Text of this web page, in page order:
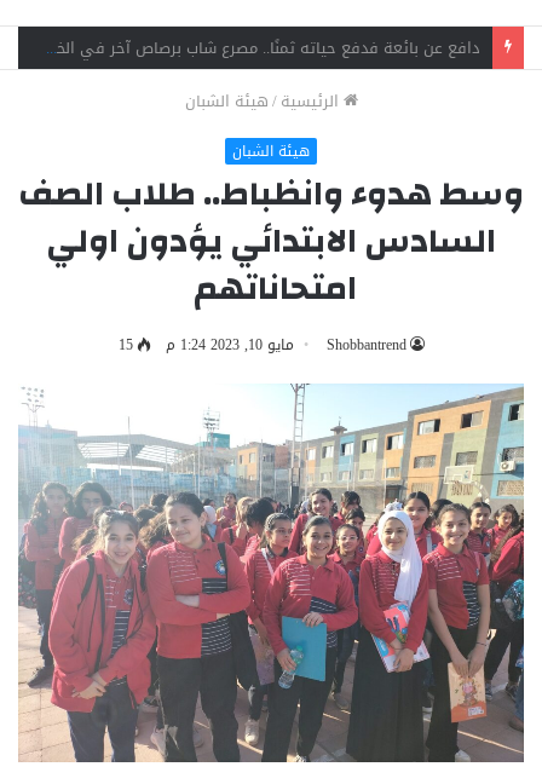
جنايات شبرا الخيمة تقضي بالمؤبد لشقيقين في قضية اتجار بالمخدرات وحيازة سلاح
الرئيسية/هيئة الشبان
هيئة الشبان
وسط هدوء وانظباط.. طلاب الصف
السادس الابتدائي يؤدون اولي
امتحاناتهم
Shobbantrend مايو 10, 2023 1:24 م 15